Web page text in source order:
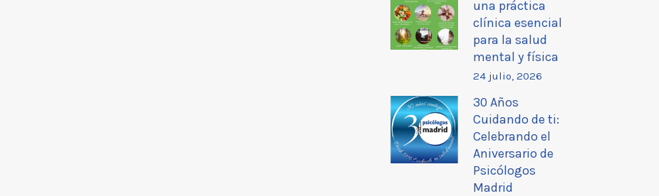
una práctica
clínica esencial
para la salud
mental y física
24 julio, 2026
30 Años
Cuidando de ti:
Celebrando el
Aniversario de
Psicólogos
Madrid